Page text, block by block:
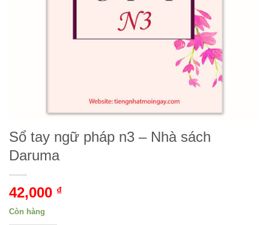
Sổ tay ngữ pháp n3 – Nhà sách
Daruma
42,000 ₫
Còn hàng